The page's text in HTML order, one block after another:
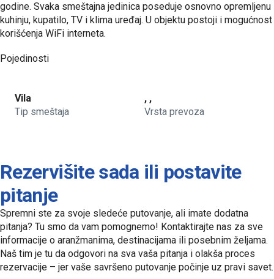
godine. Svaka smeštajna jedinica poseduje osnovno opremljenu
kuhinju, kupatilo, TV i klima uređaj. U objektu postoji i mogućnost
korišćenja WiFi interneta.
Pojedinosti
Vila
Tip smeštaja
, ,
Vrsta prevoza
Rezervišite sada ili postavite
pitanje
Spremni ste za svoje sledeće putovanje, ali imate dodatna
pitanja? Tu smo da vam pomognemo! Kontaktirajte nas za sve
informacije o aranžmanima, destinacijama ili posebnim željama.
Naš tim je tu da odgovori na sva vaša pitanja i olakša proces
rezervacije – jer vaše savršeno putovanje počinje uz pravi savet.